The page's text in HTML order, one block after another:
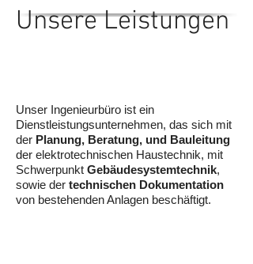
Unsere Leistungen
Unser Ingenieurbüro ist ein
Dienstleistungsunternehmen, das sich mit
der Planung, Beratung, und Bauleitung
der elektrotechnischen Haustechnik, mit
Schwerpunkt Gebäudesystemtechnik,
sowie der technischen Dokumentation
von bestehenden Anlagen beschäftigt.